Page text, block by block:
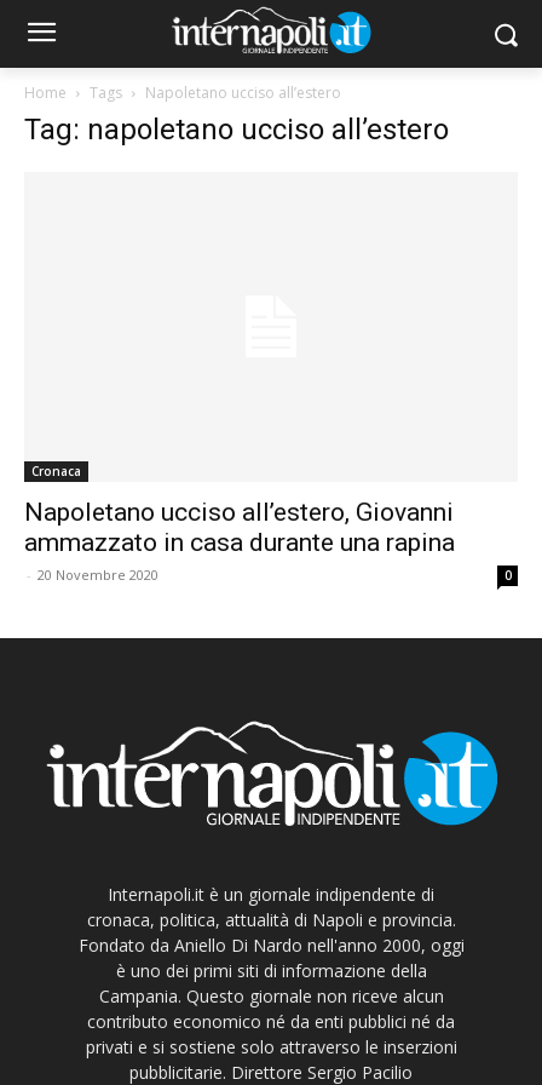
Home Tags Napoletano ucciso all’estero
Tag: napoletano ucciso all’estero
Cronaca
Napoletano ucciso all’estero, Giovanni
ammazzato in casa durante una rapina
- 20 Novembre 2020 0
Internapoli.it è un giornale indipendente di
cronaca, politica, attualità di Napoli e provincia.
Fondato da Aniello Di Nardo nell'anno 2000, oggi
è uno dei primi siti di informazione della
Campania. Questo giornale non riceve alcun
contributo economico né da enti pubblici né da
privati e si sostiene solo attraverso le inserzioni
pubblicitarie. Direttore Sergio Pacilio